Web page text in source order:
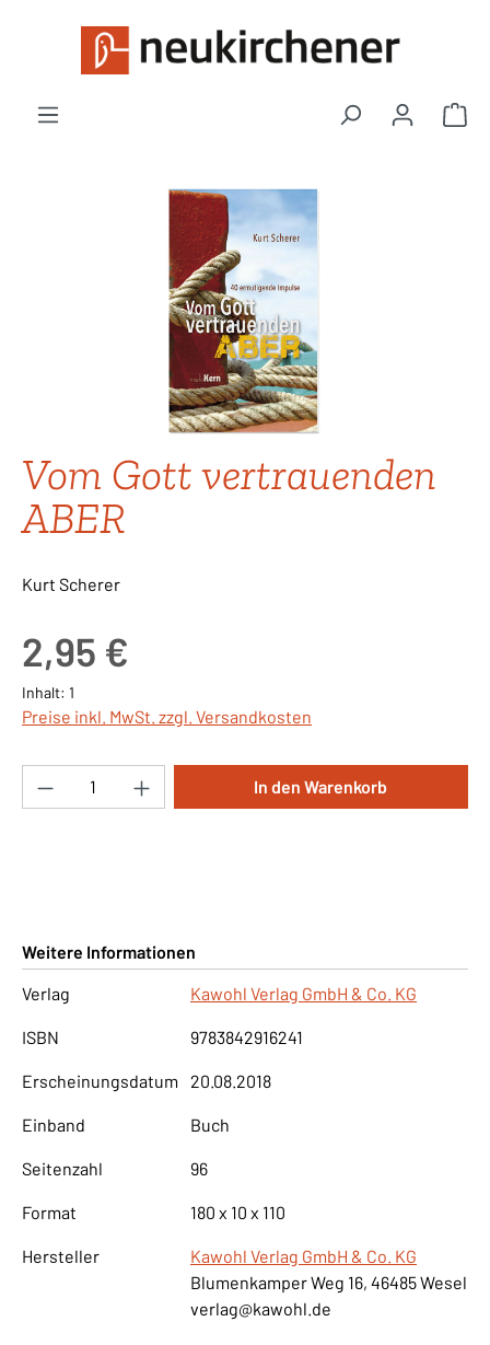
Zum Hauptinhalt springen
Bildergalerie überspringen
Vom Gott vertrauenden
ABER
Kurt Scherer
2,95 €
Inhalt: 1
Preise inkl. MwSt. zzgl. Versandkosten
Produkt Anzahl: Gib den gewünschten
In den Warenkorb
Weitere Informationen
Verlag
Kawohl Verlag GmbH & Co. KG
ISBN 9783842916241
Erscheinungsdatum 20.08.2018
Einband Buch
Seitenzahl 96
Format 180 x 10 x 110
Hersteller
Kawohl Verlag GmbH & Co. KG
Blumenkamper Weg 16, 46485 Wesel
verlag@kawohl.de